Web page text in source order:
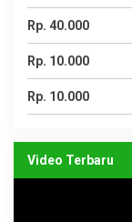
Rp. 40.000
Rp. 10.000
Rp. 10.000
Video Terbaru